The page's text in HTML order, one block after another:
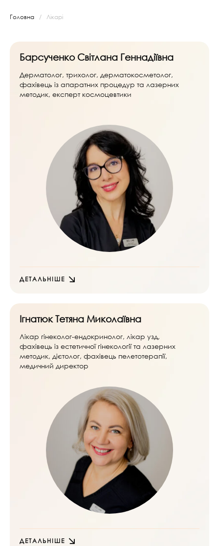
Головна / Лікарі
Барсученко Світлана Геннадіївна
Дерматолог, трихолог, дерматокосметолог,
фахівець із апаратних процедур та лазерних
методик, експерт космоцевтики
ДЕТАЛЬНІШЕ
Ігнатюк Тетяна Миколаївна
Лікар гінеколог-ендокринолог, лікар узд,
фахівець із естетичної гінекології та лазерних
методик, дієтолог, фахівець пелетотерапії,
медичний директор
ДЕТАЛЬНІШЕ